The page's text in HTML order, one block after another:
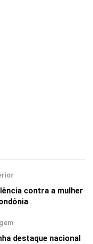
contra a mulher
destaque nacional